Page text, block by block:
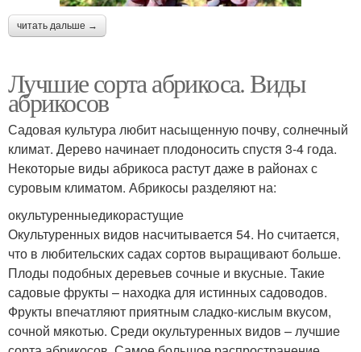
читать дальше →
Лучшие сорта абрикоса. Виды
абрикосов
Садовая культура любит насыщенную почву, солнечный
климат. Дерево начинает плодоносить спустя 3-4 года.
Некоторые виды абрикоса растут даже в районах с
суровым климатом. Абрикосы разделяют на:
окультуренныедикорастущие
Окультуренных видов насчитывается 54. Но считается,
что в любительских садах сортов выращивают больше.
Плоды подобных деревьев сочные и вкусные. Такие
садовые фрукты – находка для истинных садоводов.
Фрукты впечатляют приятным сладко-кислым вкусом,
сочной мякотью. Среди окультуренных видов – лучшие